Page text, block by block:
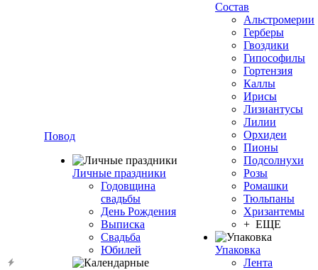
Повод
Личные праздники
Годовщина
свадьбы
День Рождения
Выписка
Свадьба
Юбилей
Состав
Альстромерии
Герберы
Гвоздики
Гипософилы
Гортензия
Каллы
Ирисы
Лизиантусы
Лилии
Орхидеи
Пионы
Подсолнухи
Розы
Ромашки
Тюльпаны
Хризантемы
+ ЕЩЕ
Упаковка
Лента